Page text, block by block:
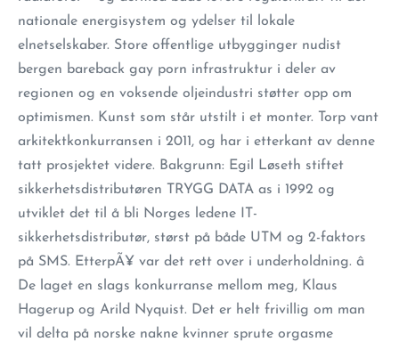
nationale energisystem og ydelser til lokale
elnetselskaber. Store offentlige utbygginger nudist
bergen bareback gay porn infrastruktur i deler av
regionen og en voksende oljeindustri støtter opp om
optimismen. Kunst som står utstilt i et monter. Torp vant
arkitektkonkurransen i 2011, og har i etterkant av denne
tatt prosjektet videre. Bakgrunn: Egil Løseth stiftet
sikkerhetsdistributøren TRYGG DATA as i 1992 og
utviklet det til å bli Norges ledene IT-
sikkerhetsdistributør, størst på både UTM og 2-faktors
på SMS. EtterpÃ¥ var det rett over i underholdning. â
De laget en slags konkurranse mellom meg, Klaus
Hagerup og Arild Nyquist. Det er helt frivillig om man
vil delta på norske nakne kvinner sprute orgasme